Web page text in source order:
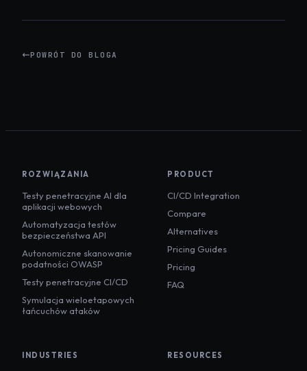
POWRÓT DO BLOGA
ROZWIĄZANIA
Testy penetracyjne AI dla
aplikacji webowych
Automatyzacja testów
bezpieczeństwa API
Autonomiczne skanowanie
podatności OWASP
Testy penetracyjne CI/CD
Symulacja wieloetapowych
łańcuchów ataków
PRODUCT
CI/CD Integration
Compare
Alternatives
Pricing Guides
Pricing
FAQ
INDUSTRIES RESOURCES